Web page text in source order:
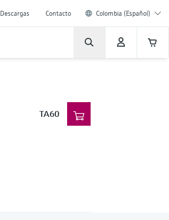
Descargas Contacto Colombia (Español)
TA60